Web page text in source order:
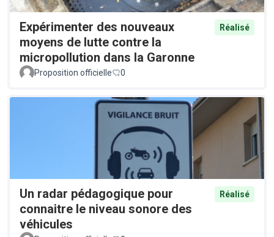
Expérimenter des nouveaux
moyens de lutte contre la
micropollution dans la Garonne
Réalisé
Proposition officielle 0
Un radar pédagogique pour
connaitre le niveau sonore des
véhicules
Réalisé